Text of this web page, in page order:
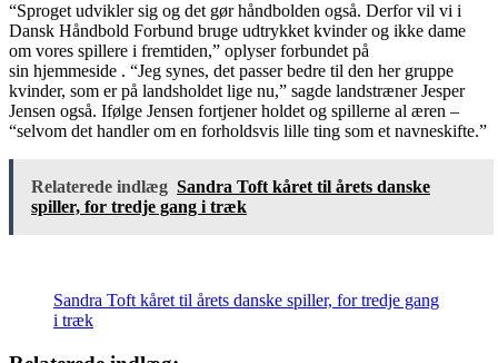
“Sproget udvikler sig og det gør håndbolden også. Derfor vil vi i
Dansk Håndbold Forbund bruge udtrykket kvinder og ikke dame
om vores spillere i fremtiden,” oplyser forbundet på
sin hjemmeside . “Jeg synes, det passer bedre til den her gruppe
kvinder, som er på landsholdet lige nu,” sagde landstræner Jesper
Jensen også. Ifølge Jensen fortjener holdet og spillerne al æren –
“selvom det handler om en forholdsvis lille ting som et navneskifte.”
Relaterede indlæg Sandra Toft kåret til årets danske
spiller, for tredje gang i træk
Sandra Toft kåret til årets danske spiller, for tredje gang
i træk